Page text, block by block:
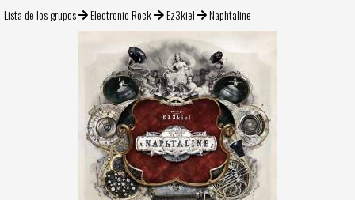
Lista de los grupos Electronic Rock Ez3kiel Naphtaline